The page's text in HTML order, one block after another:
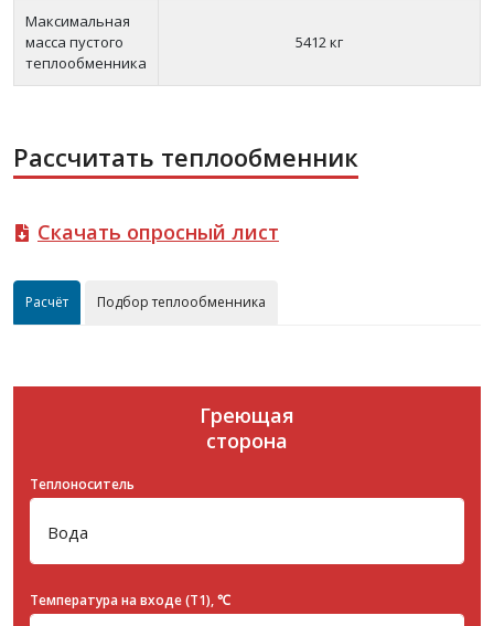
Максимальная
масса пустого
теплообменника
5412 кг
Рассчитать теплообменник
Скачать опросный лист
Расчёт Подбор теплообменника
Греющая
сторона
Теплоноситель
Температура на входе (T1), ℃